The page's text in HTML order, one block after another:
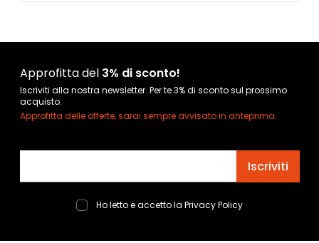
Approfitta del 3% di sconto!
Iscriviti alla nostra newsletter. Per te 3% di sconto sul prossimo
acquisto.
Approfitta delle offerte, sarai sempre avvisato in anteprima.
Iscriviti
Ho letto e accetto la Privacy Policy